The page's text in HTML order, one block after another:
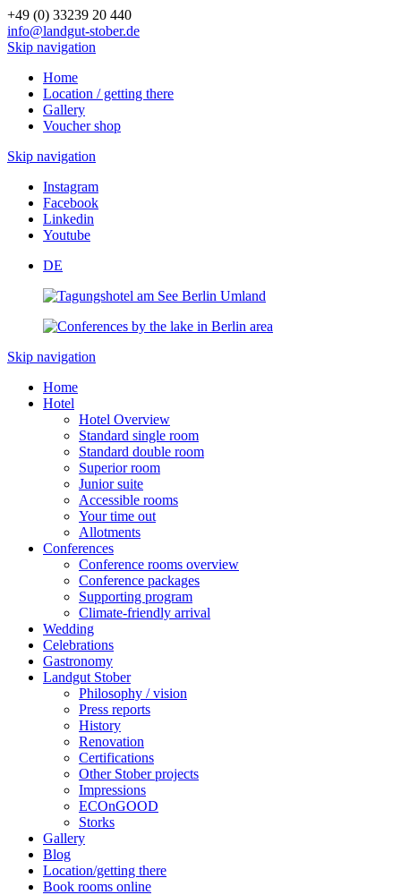
+49 (0) 33239 20 440
info@landgut-stober.de
Skip navigation
Home
Location / getting there
Gallery
Voucher shop
Skip navigation
Instagram
Facebook
Linkedin
Youtube
DE
Skip navigation
Home
Hotel
Hotel Overview
Standard single room
Standard double room
Superior room
Junior suite
Accessible rooms
Your time out
Allotments
Conferences
Conference rooms overview
Conference packages
Supporting program
Climate-friendly arrival
Wedding
Celebrations
Gastronomy
Landgut Stober
Philosophy / vision
Press reports
History
Renovation
Certifications
Other Stober projects
Impressions
ECOnGOOD
Storks
Gallery
Blog
Location/getting there
Book rooms online